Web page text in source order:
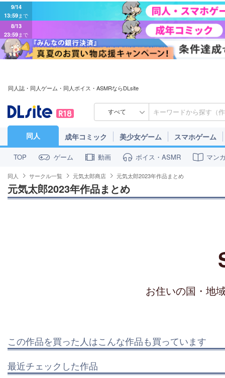
9/14
13:59まで
8/13
23:59まで
同人誌・同人ゲーム・同人ボイス・ASMRならDLsite
すべて
同人 成年コミック 美少女ゲーム スマホゲーム
TOP ゲーム 動画 ボイス・ASMR マン
同人 サークル一覧 元気太郎商店 元気太郎2023年作品まとめ
元気太郎2023年作品まとめ
お住いの国・地
この作品を買った人はこんな作品も買っています
最近チェックした作品